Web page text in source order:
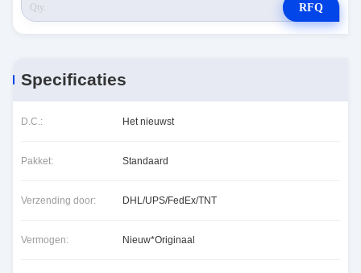
RFQ
Specificaties
D.C.: Het nieuwst
Pakket: Standaard
Verzending door: DHL/UPS/FedEx/TNT
Vermogen: Nieuw*Originaal